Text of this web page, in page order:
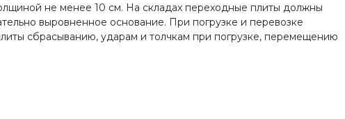
не менее 10 см. На складах переходные плиты должны
выровненное основание. При погрузке и перевозке
сбрасыванию, ударам и толчкам при погрузке, перемещению